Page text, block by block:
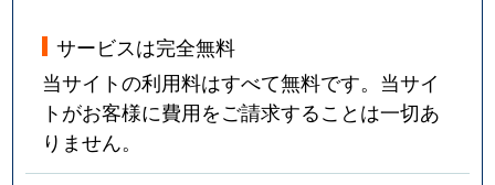
サービスは完全無料
当サイトの利用料はすべて無料です。当サイ
トがお客様に費用をご請求することは一切あ
りません。